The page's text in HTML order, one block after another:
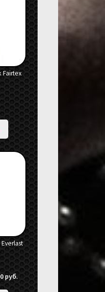
Fairtex
руб.Текущая
цена: